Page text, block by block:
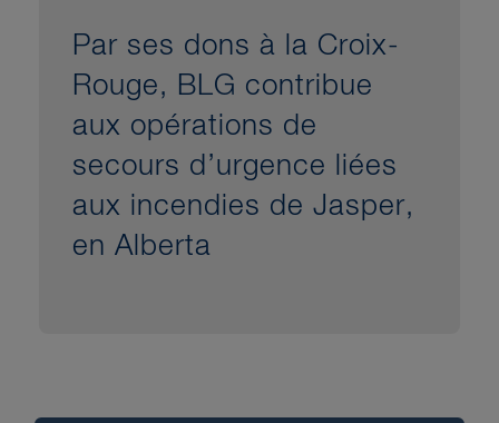
Par ses dons à la Croix-
Rouge, BLG contribue
aux opérations de
secours d’urgence liées
aux incendies de Jasper,
en Alberta